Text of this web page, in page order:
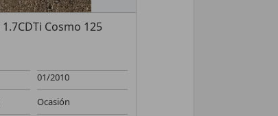
1.7CDTi Cosmo 125
01/2010
Ocasión